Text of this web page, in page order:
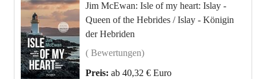
Jim McEwan: Isle of my heart: Islay -
Queen of the Hebrides / Islay - Königin
der Hebriden
( Bewertungen)
Preis: ab 40,32 € Euro